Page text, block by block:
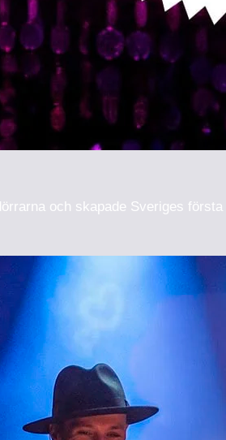
och skapade Sveriges